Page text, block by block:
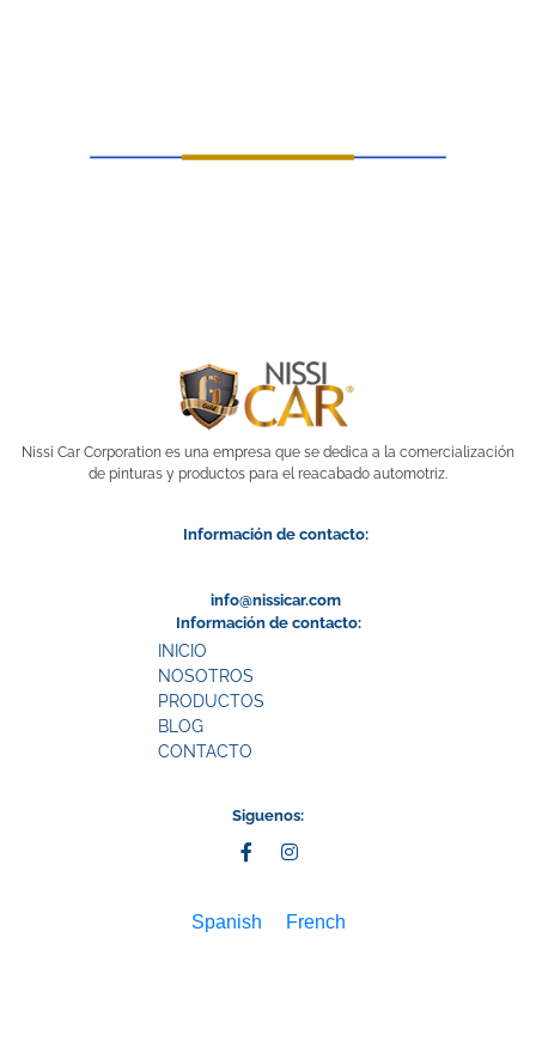
Nissi Car Corporation es una empresa que se dedica a la comercialización
de pinturas y productos para el reacabado automotriz.
Información de contacto:
info@nissicar.com
Información de contacto:
INICIO
NOSOTROS
PRODUCTOS
BLOG
CONTACTO
Siguenos:
Spanish French